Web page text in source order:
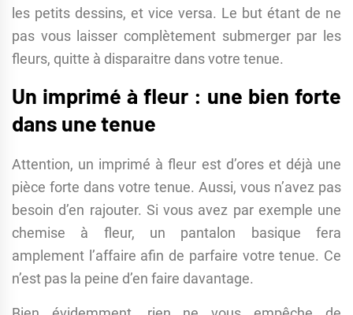
les petits dessins, et vice versa. Le but étant de ne
pas vous laisser complètement submerger par les
fleurs, quitte à disparaitre dans votre tenue.
Un imprimé à fleur : une bien forte
dans une tenue
Attention, un imprimé à fleur est d’ores et déjà une
pièce forte dans votre tenue. Aussi, vous n’avez pas
besoin d’en rajouter. Si vous avez par exemple une
chemise à fleur, un pantalon basique fera
amplement l’affaire afin de parfaire votre tenue. Ce
n’est pas la peine d’en faire davantage.